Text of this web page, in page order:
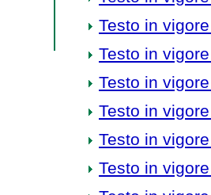
Testo in
Testo in
Testo in
Testo in
Testo in
Testo in